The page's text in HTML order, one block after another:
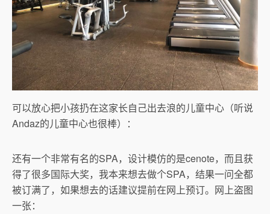
可以放心把小孩扔在这家长自己出去浪的儿童中心（听说
Andaz的儿童中心也很棒）：
还有一个非常有名的SPA，设计模仿的是cenote，而且获
得了很多国际大奖，我本来想去做个SPA，结果一问全都
被订满了，如果想去的话建议提前在网上预订。网上盗图
一张：